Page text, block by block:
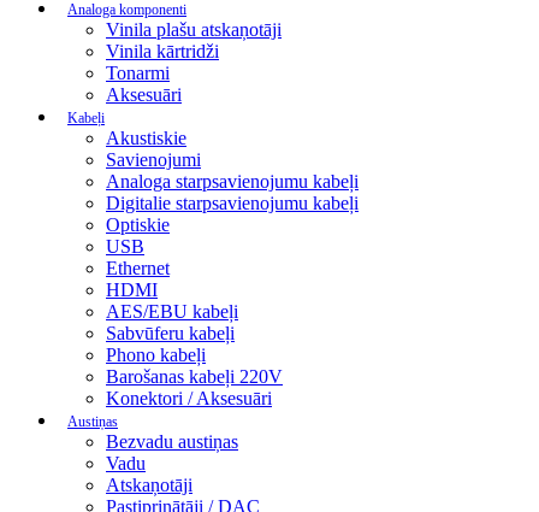
Analoga komponenti
Vinila plašu atskaņotāji
Vinila kārtridži
Tonarmi
Aksesuāri
Kabeļi
Akustiskie
Savienojumi
Analoga starpsavienojumu kabeļi
Digitalie starpsavienojumu kabeļi
Optiskie
USB
Ethernet
HDMI
AES/EBU kabeļi
Sabvūferu kabeļi
Phono kabeļi
Barošanas kabeļi 220V
Konektori / Aksesuāri
Austiņas
Bezvadu austiņas
Vadu
Atskaņotāji
Pastiprinātāji / DAC